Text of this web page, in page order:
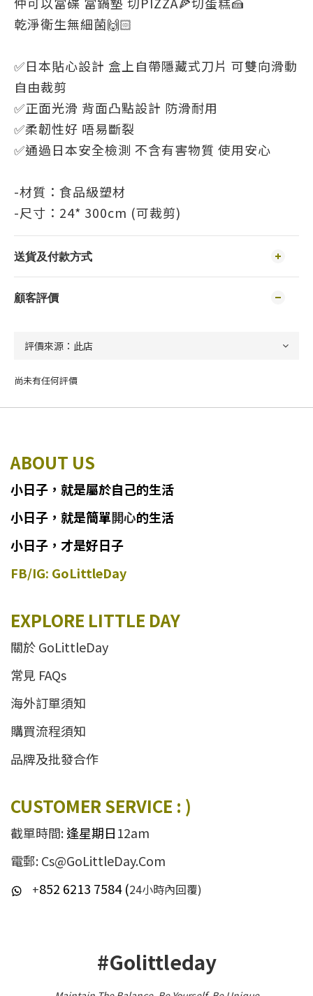
乾淨衛生無細菌🙌🏻
✅日本貼心設計 盒上自帶隱藏式刀片 可雙向滑動
自由裁剪
✅正面光滑 背面凸點設計 防滑耐用
✅柔韌性好 唔易斷裂
✅通過日本安全檢測 不含有害物質 使用安心
-材質：食品級塑材
-尺寸：24* 300cm (可裁剪)
送貨及付款方式
顧客評價
尚未有任何評價
ABOUT US
小日子 ， 就是屬於自己的生活
小日子 ， 就是簡單開心的生活
小日子，才是好日子
FB/IG: GoLittleDay
EXPLORE LITTLE DAY
關於 GoLittleDay
常見 FAQs
海外訂單須知
購買流程須知
品牌及批發合作
CUSTOMER SERVICE : )
截單時間:逢星期日12am
電郵: Cs@GoLittleDay.Com
+852 6213 7584 (24小時內回覆)
#Golittleday